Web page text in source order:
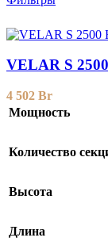
VELAR S
4 502 Br
Мощность
Количество
Высота
Длина